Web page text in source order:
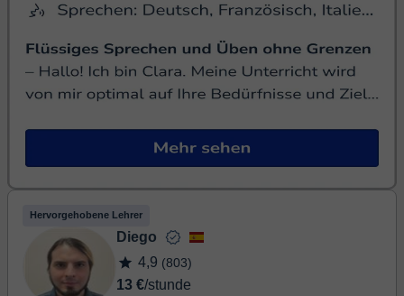
Hervorgehobene Lehrer
Diego
4,9 (803)
13 €/stunde